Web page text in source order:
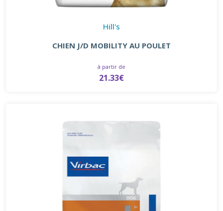
Hill's
CHIEN J/D MOBILITY AU POULET
à partir de
21.33€